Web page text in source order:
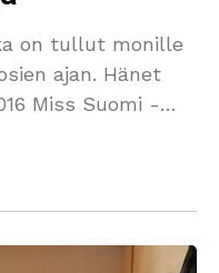
on tullut monille
ajan. Hänet
Miss Suomi -
ja